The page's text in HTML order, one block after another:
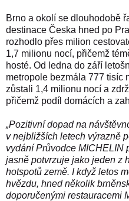
Brno a okolí se dlouhodobě
destinace Česka hned po
rozhodlo přes milion
1,7 milionu nocí, přičemž
hosté. Od ledna do září
metropole bezmála 777 tisíc
zůstali 1,4 milionu nocí a
přičemž podíl domácích a
„Pozitivní dopad na
v nejbližších letech výrazně
vydání Průvodce MICHELIN
jasně potvrzuje jako jeden z
hotspotů země. I když letos
hvězdu, hned několik
doporučenými restauracemi